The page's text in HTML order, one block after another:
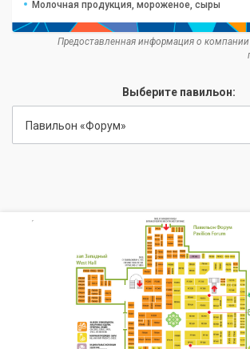
Молочная продукция, мороженое, сыры
Предоставленная информация о
Выберите павильон:
Павильон «Форум»